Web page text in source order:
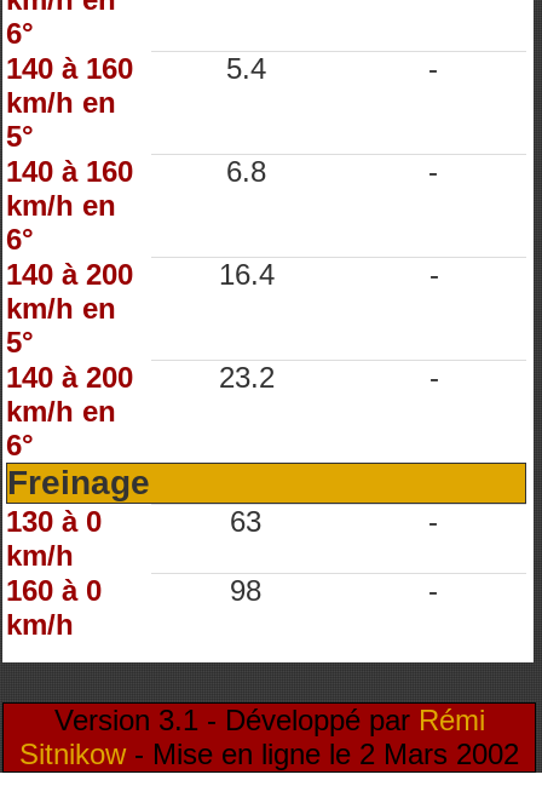
6°
140 à 160
km/h en
5°
5.4 -
140 à 160
km/h en
6°
6.8 -
140 à 200
km/h en
5°
16.4 -
140 à 200
km/h en
6°
23.2 -
Freinage
130 à 0
km/h
63 -
160 à 0
km/h
98 -
Version 3.1 - Développé par Rémi
Sitnikow- Mise en ligne le 2 Mars 2002